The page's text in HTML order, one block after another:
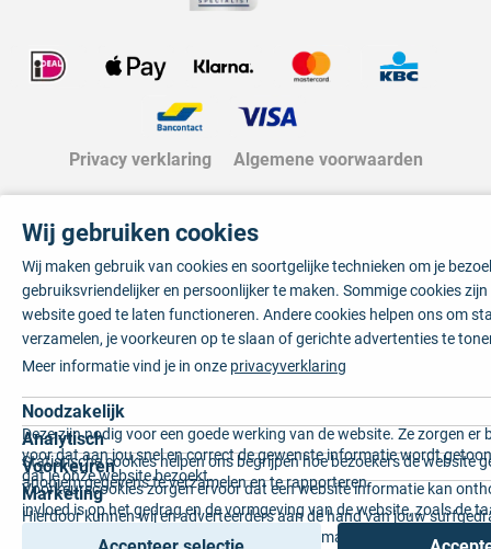
Privacy verklaring Algemene voorwaarden
Wij gebruiken cookies
Wij maken gebruik van cookies en soortgelijke technieken om je
gebruiksvriendelijker en persoonlijker te maken. Sommige cookies
website goed te laten functioneren. Andere cookies helpen ons om
verzamelen, je voorkeuren op te slaan of gerichte advertenties te
Meer informatie vind je in onze privacyverklaring
Noodzakelijk
Deze zijn nodig voor een goede werking van de website. Ze zorgen er
voor dat aan jou snel en correct de gewenste informatie wordt
dat je onze website bezoekt.
Analytisch
Statistische cookies helpen ons begrijpen hoe bezoekers de website
anoniem gegevens te verzamelen en te rapporteren.
Voorkeuren
Voorkeurscookies zorgen ervoor dat een website informatie kan
invloed is op het gedrag en de vormgeving van de website, zoals de
voorkeur of de regio waar u woont.
Marketing
Hierdoor kunnen wij en adverteerders aan de hand van jouw
gepersonaliseerde online advertenties en op maat gemaakte content